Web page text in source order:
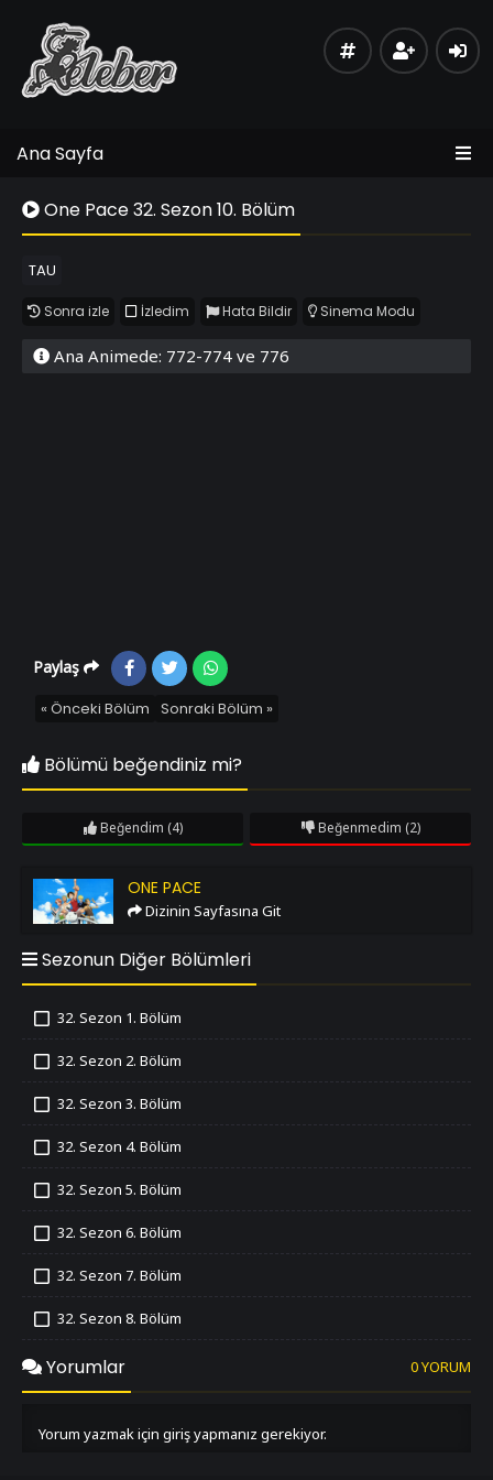
Ana Sayfa
One Pace 32. Sezon 10. Bölüm
TAU
Sonra izle İzledim Hata Bildir Sinema Modu
Ana Animede: 772-774 ve 776
Paylaş
« Önceki Bölüm Sonraki Bölüm »
Bölümü beğendiniz mi?
Beğendim (4) Beğenmedim (2)
One Pace ONE PACE
Dizinin Sayfasına Git
Sezonun Diğer Bölümleri
32. Sezon 1. Bölüm
32. Sezon 2. Bölüm
32. Sezon 3. Bölüm
32. Sezon 4. Bölüm
32. Sezon 5. Bölüm
32. Sezon 6. Bölüm
32. Sezon 7. Bölüm
32. Sezon 8. Bölüm
İzledim
32. Sezon 9. Bölüm
İzledim
Yorumlar 0 YORUM
Yorum yazmak için giriş yapmanız gerekiyor.